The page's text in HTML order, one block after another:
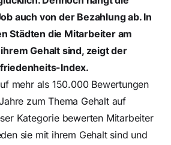
auch von der Bezahlung ab. In
Städten die Mitarbeiter am
Gehalt sind, zeigt der
Index.
mehr als 150.000 Bewertungen
zum Thema Gehalt auf
Kategorie bewerten Mitarbeiter
sie mit ihrem Gehalt sind und